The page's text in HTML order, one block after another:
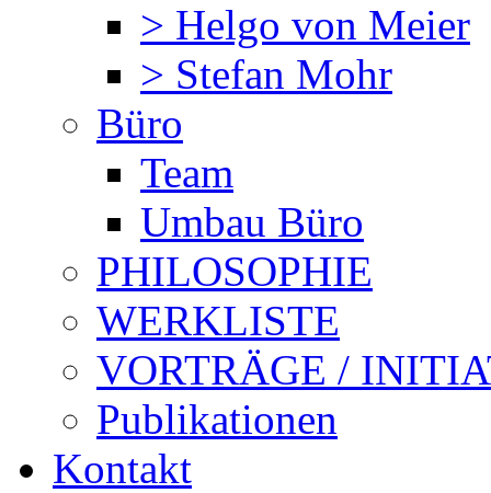
> Helgo von Meier
> Stefan Mohr
Büro
Team
Umbau Büro
PHILOSOPHIE
WERKLISTE
VORTRÄGE /
Publikationen
Kontakt